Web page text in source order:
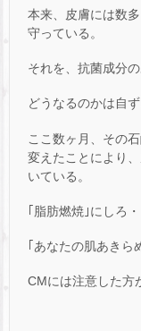
本来、皮膚には数
守っている。
それを、抗菌成分
どうなるのかは自
ここ数ヶ月、その
変えたことにより
いている。
｢脂肪燃焼｣にしろ・
｢あなたの肌あきら
CMには注意した方